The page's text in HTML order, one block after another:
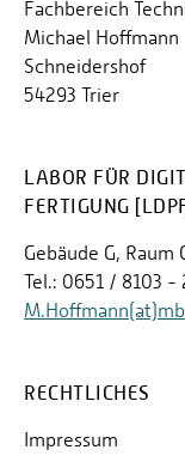
Fachbereich
Michael Hoffmann
Schneidershof
54293 Trier
LABOR FÜR
FERTIGUNG
Gebäude G, Raum
Tel.: 0651 / 8103 -
RECHTLICHES
Impressum